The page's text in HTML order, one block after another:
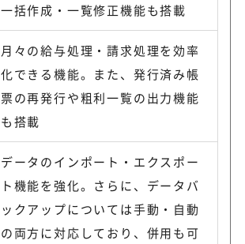
一括作成・一覧修正機能も搭載
月々の給与処理・請求処理を効率
化できる機能。また、発行済み帳
票の再発行や粗利一覧の出力機能
も搭載
データのインポート・エクスポー
ト機能を強化。さらに、データバ
ックアップについては手動・自動
の両方に対応しており、併用も可